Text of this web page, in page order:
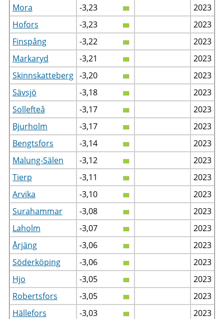
Mora
-3,23
2023
Hofors
-3,23
2023
Finspång
-3,22
2023
Markaryd
-3,21
2023
Skinnskatteberg -3,20
2023
Sävsjö
-3,18
2023
Sollefteå
-3,17
2023
Bjurholm
-3,17
2023
Bengtsfors
-3,14
2023
Malung-Sälen
-3,12
2023
Tierp
-3,11
2023
Arvika
-3,10
2023
Surahammar
-3,08
2023
Laholm
-3,07
2023
Årjäng
-3,06
2023
Söderköping
-3,06
2023
Hjo
-3,05
2023
Robertsfors
-3,05
2023
Hällefors
-3,03
2023